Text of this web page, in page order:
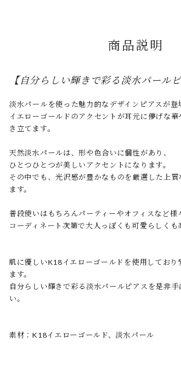
商品説明
【自分らしい輝きで彩る淡水パールピ
淡水パールを使った魅力的なデザインピアスが登
イエローゴールドのアクセントが耳元に儚げな
き立てます。
天然淡水パールは、形や色合いに個性があり、
ひとつひとつが美しいアクセントになります。
その中でも、光沢感が豊かなものを厳選した上
ます。
普段使いはもちろんパーティーやオフィスなど様
コーディネート次第で大人っぽくも可愛らしくも
肌に優しいK18イエローゴールドを使用しており
ます。
自分らしい輝きで彩る淡水パールピアスを是非手
い。
素材：K18イエローゴールド、淡水パール